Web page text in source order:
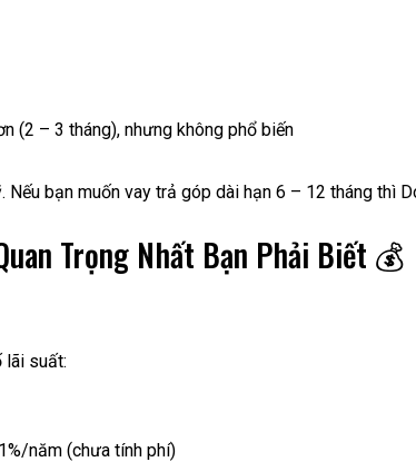
(2 – 3 tháng), nhưng không phổ biến
bạn muốn vay trả góp dài hạn 6 – 12 tháng thì
Trọng Nhất Bạn Phải Biết 💰
lãi suất:
năm (chưa tính phí)